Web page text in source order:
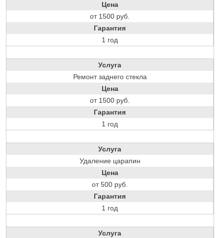
Цена
от 1500 руб.
Гарантия
1 год
Услуга
Ремонт заднего стекла
Цена
от 1500 руб.
Гарантия
1 год
Услуга
Удаление царапин
Цена
от 500 руб.
Гарантия
1 год
Услуга